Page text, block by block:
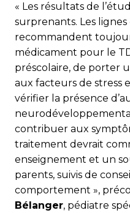
« Les résultats de
surprenants. Les
recommandent
médicament pour le
préscolaire, de porter
aux facteurs de stress
vérifier la présence
contribuer aux
traitement devrait
enseignement et un
parents, suivis de
comportement »,
Bélanger, pédiatre